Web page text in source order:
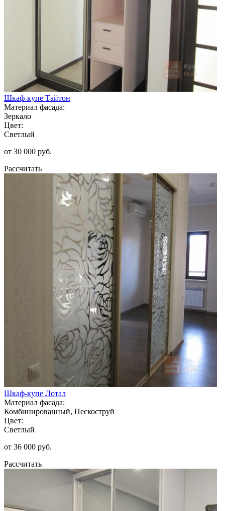
Шкаф-купе Тайтон
Материал фасада:
Зеркало
Цвет:
Светлый
от 30 000 руб.
Рассчитать
Шкаф-купе Лотал
Материал фасада:
Комбинированный, Пескоструй
Цвет:
Светлый
от 36 000 руб.
Рассчитать